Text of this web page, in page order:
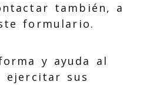
también, a
formulario.
y ayuda al
ejercitar sus